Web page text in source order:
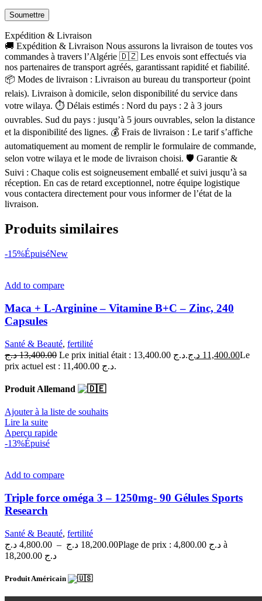
Expédition & Livraison
🚚 Expédition & Livraison Nous assurons la livraison de toutes vos
commandes à travers l’Algérie 🇩🇿 Les envois sont effectués via
nos partenaires de transport agréés, garantissant rapidité et fiabilité.
📦 Modes de livraison : Livraison au bureau du transporteur (point
relais). Livraison à domicile, selon disponibilité du service dans
votre wilaya. ⏱ Délais estimés : Nord du pays : 2 à 3 jours
ouvrables. Sud du pays : jusqu’à 5 jours ouvrables, selon la distance
et la disponibilité des lignes. 💰 Frais de livraison : Le tarif s’affiche
automatiquement au moment de remplir le formulaire de commande,
selon votre wilaya et le mode de livraison choisi. 🛡 Garantie &
Suivi : Chaque colis est soigneusement emballé et suivi jusqu’à sa
réception. En cas de retard exceptionnel, notre équipe logistique
vous contactera directement pour vous informer de l’état de la
livraison.
Produits similaires
-15%ÉpuiséNew
Add to compare
Maca + L-Arginine – Vitamine B+C – Zinc, 240
Capsules
Santé & Beauté, fertilité
13,400.00 د.ج Le prix initial était : 13,400.00 د.ج. 11,400.00 د.ج
Le
prix actuel est : 11,400.00 د.ج.
Produit Allemand
Ajouter à la liste de souhaits
Lire la suite
Aperçu rapide
-13%Épuisé
Add to compare
Triple force oméga 3 – 1250mg- 90 Gélules Sports
Research
Santé & Beauté, fertilité
4,800.00 د.ج – 18,200.00 د.ج
Plage de prix : 4,800.00 د.ج à
18,200.00 د.ج
Produit Américain